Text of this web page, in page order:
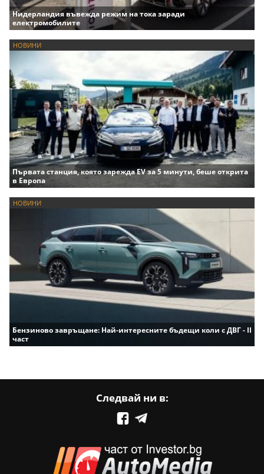
Нидерландия въвежда режим на тока заради
електромобилите
НОВИНИ
Първата станция, която зарежда EV за 5 минути, беше открита
в Европа
НОВИНИ
Бензиново завръщане: Най-интересните бъдещи коли с ДВГ - II
част
Следвай ни в: